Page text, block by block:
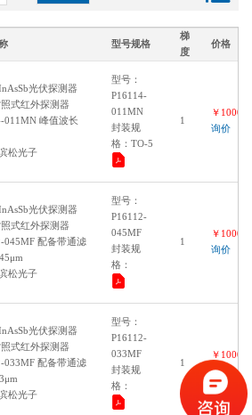
感光面积：2×2 mm
灵敏度：0.0037 A/W
型号规格
梯
度
价格
光伏探测器
式红外探测器
011MN 峰值波长
松光子
型号：
P16114-
011MN
封装规
格：TO-5
1
￥
询价
光伏探测器
式红外探测器
045MF 配备带通滤
松光子
型号：
P16112-
045MF
封装规
格：
1
￥
询价
光伏探测器
式红外探测器
033MF 配备带通滤
松光子
型号：
P16112-
033MF
封装规
格：
1
￥
询价